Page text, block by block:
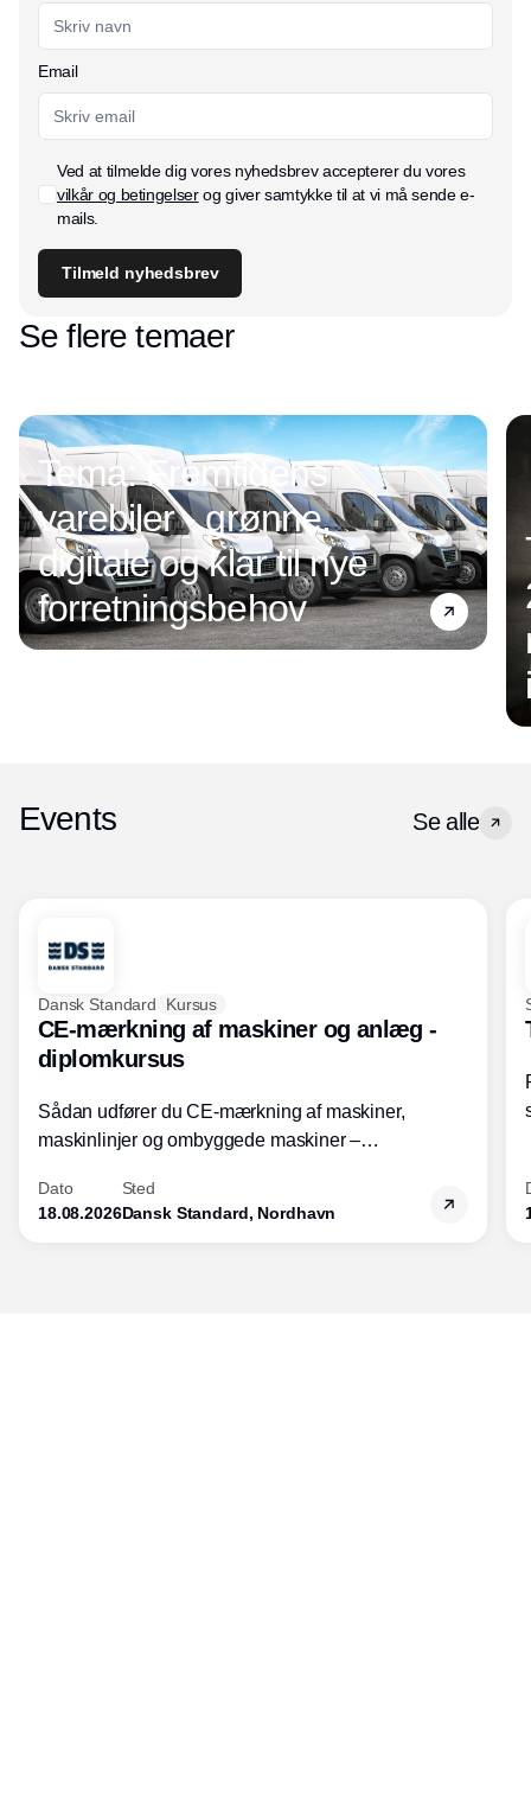
Email
Ved at tilmelde dig vores nyhedsbrev accepterer du vores
vilkår og betingelserog giver samtykke til at vi må sende e-
mails.
Tilmeld nyhedsbrev
Se flere temaer
Tema: Fremtidens
varebiler - grønne,
digitale og klar til nye
forretningsbehov
Events Se alle
Dansk Standard Kursus
CE-mærkning af maskiner og anlæg -
diplomkursus
Sådan udfører du CE-mærkning af maskiner,
maskinlinjer og ombyggede maskiner –
Dato
18.08.2026
Sted
Dansk Standard, Nordhavn